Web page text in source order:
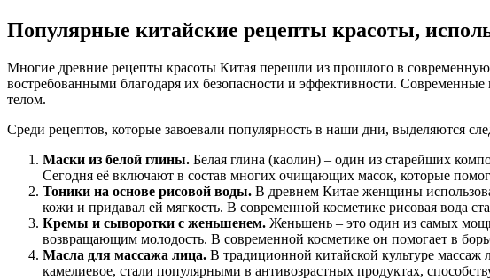
Популярные китайские рецепты красоты,
Многие древние рецепты красоты Китая перешли из прошлого в
востребованными благодаря их безопасности и эффективности.
телом.
Среди рецептов, которые завоевали популярность в наши дни, выделяются
Маски из белой глины. Белая глина (каолин) – один из старейших
Сегодня её включают в состав многих очищающих масок, которые
Тоники на основе рисовой воды. В древнем Китае женщины
кожи и придавал ей мягкость. В современной косметике рисовая вода
Кремы и сыворотки с женьшенем. Женьшень – это один из самых
возвращающим молодость. В современной косметике он помогает в
Масла для массажа лица. В традиционной китайской культуре массаж
камелиевое, стали популярными в антивозрастных продуктах,